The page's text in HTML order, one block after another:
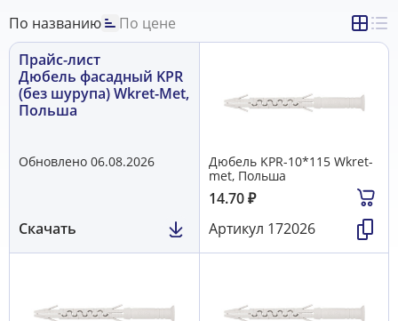
По названию
По цене
Прайс-лист
Дюбель фасадный KPR
(без шурупа) Wkret-Met,
Польша
Обновлено 06.08.2026
Скачать
Дюбель KРR-10*115 Wkret-
met, Польша
14.70₽
Артикул 172026